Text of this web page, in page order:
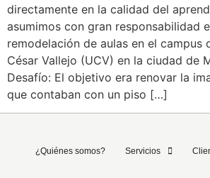
directamente en la calidad del
asumimos con gran responsabilidad
remodelación de aulas en el campus
César Vallejo (UCV) en la ciudad de
Desafío: El objetivo era renovar la
que contaban con un piso […]
¿Quiénes somos? Servicios